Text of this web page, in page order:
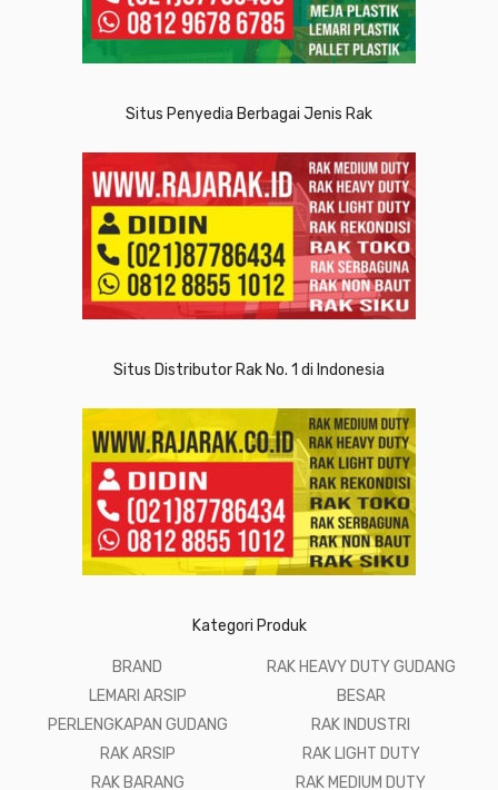
Situs Penyedia Berbagai Jenis Rak
Situs Distributor Rak No. 1 di Indonesia
Kategori Produk
BRAND
LEMARI ARSIP
PERLENGKAPAN GUDANG
RAK ARSIP
RAK BARANG
RAK HEAVY DUTY GUDANG
BESAR
RAK INDUSTRI
RAK LIGHT DUTY
RAK MEDIUM DUTY